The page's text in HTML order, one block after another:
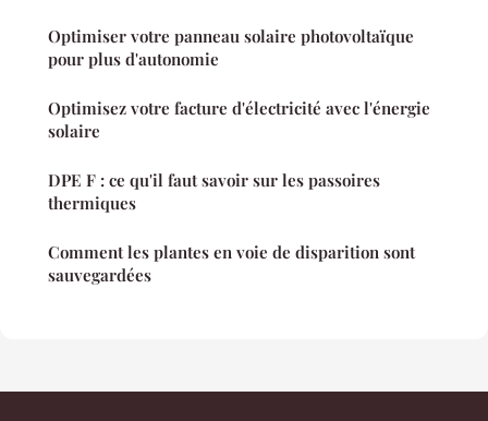
Optimiser votre panneau solaire photovoltaïque
pour plus d'autonomie
Optimisez votre facture d'électricité avec l'énergie
solaire
DPE F : ce qu'il faut savoir sur les passoires
thermiques
Comment les plantes en voie de disparition sont
sauvegardées